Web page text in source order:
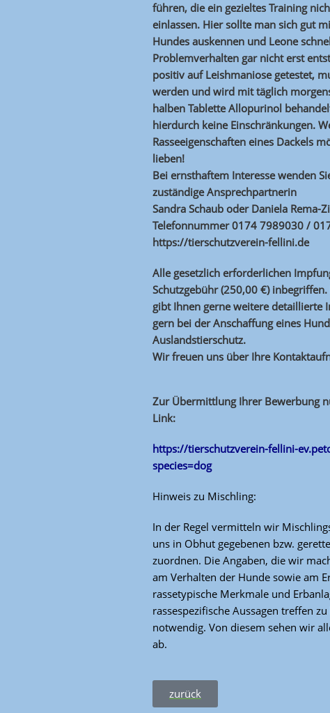
führen, die ein gezieltes Training
einlassen. Hier sollte man sich gut
Hundes auskennen und Leone
Problemverhalten gar nicht erst
positiv auf Leishmaniose getestet,
werden und wird mit täglich
halben Tablette Allopurinol
hierdurch keine Einschränkungen.
Rasseeigenschaften eines Dackels
lieben!
Bei ernsthaftem Interesse wenden
zuständige Ansprechpartnerin
Sandra Schaub oder Daniela Rema-
Telefonnummer 0174 7989030 /
https://tierschutzverein-fellini.de
Alle gesetzlich erforderlichen
Schutzgebühr (250,00 €)
gibt Ihnen gerne weitere detaillierte
gern bei der Anschaffung eines
Auslandstierschutz.
Wir freuen uns über Ihre
Zur Übermittlung Ihrer Bewerbung
Link:
https://tierschutzverein-fellini-
species=dog
Hinweis zu Mischling:
In der Regel vermitteln wir
uns in Obhut gegebenen bzw.
zuordnen. Die Angaben, die wir
am Verhalten der Hunde sowie am
rassetypische Merkmale und
rassespezifische Aussagen treffen
notwendig. Von diesem sehen wir
ab.
zurück